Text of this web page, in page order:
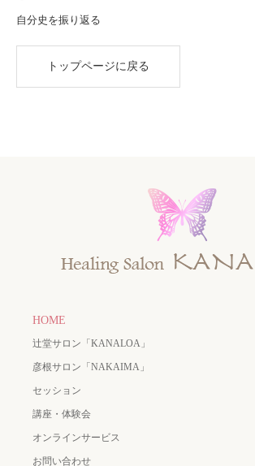
自分史を振り返る
トップページに戻る
HOME
辻堂サロン「KANALOA」
彦根サロン「NAKAIMA」
セッション
講座・体験会
オンラインサービス
お問い合わせ